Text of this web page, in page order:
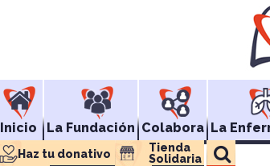
Inicio La Fundación Colabora La
Haz tu donativo
Tienda
Solidaria